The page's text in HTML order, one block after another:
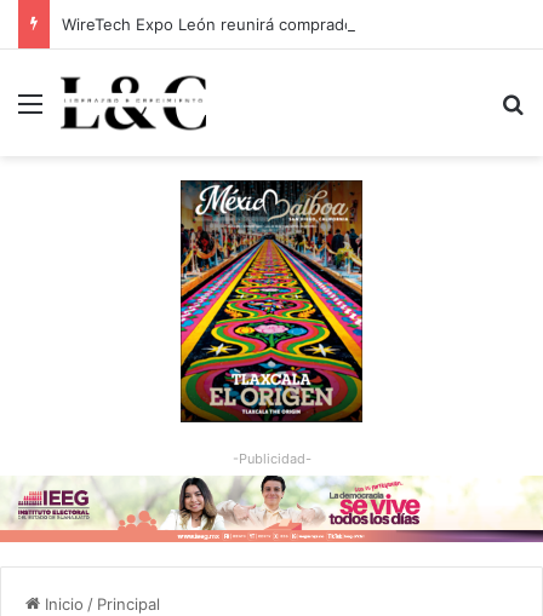
Menu
-Publicidad-
Inicio / Principal